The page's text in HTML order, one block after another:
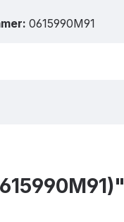
0615990M91